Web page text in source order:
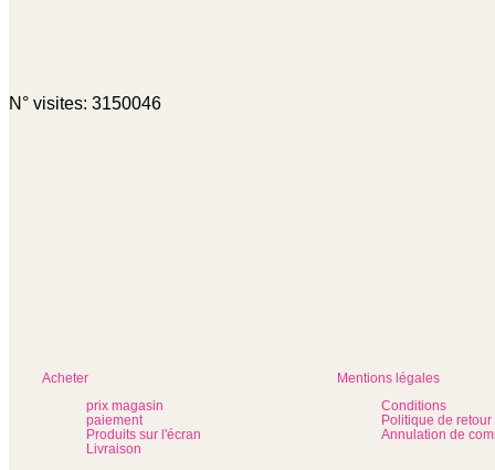
N° visites: 3150046
Acheter
prix magasin
paiement
Produits sur l'écran
Livraison
Mentions légales
Conditions
Politique de retour
Annulation de